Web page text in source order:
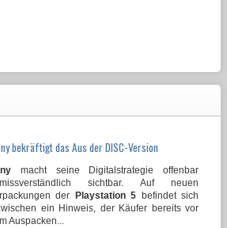
bekräftigt das Aus der DISC-Version
macht seine Digitalstrategie offenbar
sichtbar. Auf neuen
der Playstation 5 befindet sich
ein Hinweis, der Käufer bereits vor
Auspacken...